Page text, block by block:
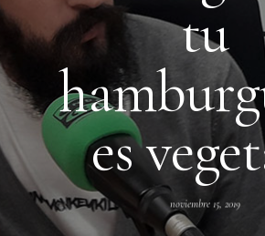
tu
es
noviembre 15, 2019